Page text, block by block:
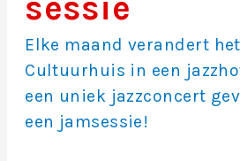
Elke maand verandert het
Cultuurhuis in een
een uniek jazzconcert
een jamsessie!